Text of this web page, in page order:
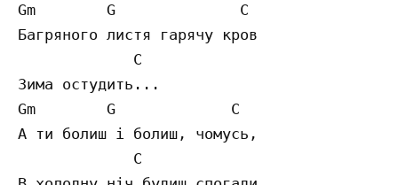
Gm        G              C
Багряного листя гарячу кров
             C
Зима остудить...
Gm        G             C
А ти болиш і болиш, чомусь,
             C